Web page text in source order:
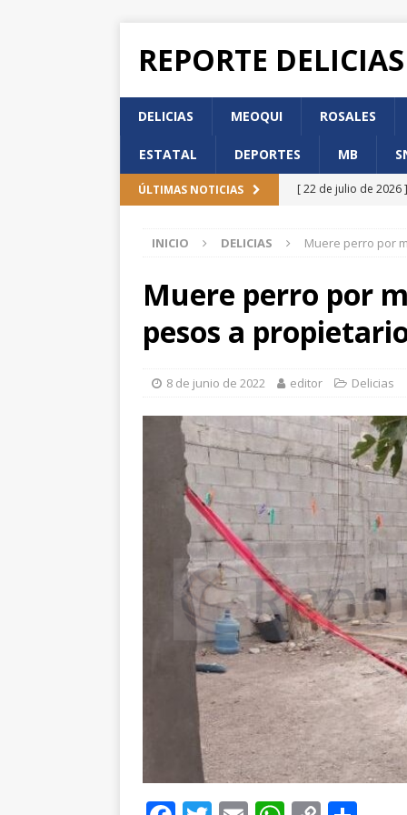
REPORTE DELICIAS
DELICIAS MEOQUI ROSALES
ESTATAL DEPORTES MB
ÚLTIMAS NOTICIAS [ 22 de julio de 2026 ]
[ 22 de julio de 2026
[ 22 de julio de 2026 ]
DELICIAS
[ 22 de julio de 2026
séptimo periodista
INICIO DELICIAS Muere perro por
Muere perro por
pesos a
8 de junio de 2022 editor Delicias